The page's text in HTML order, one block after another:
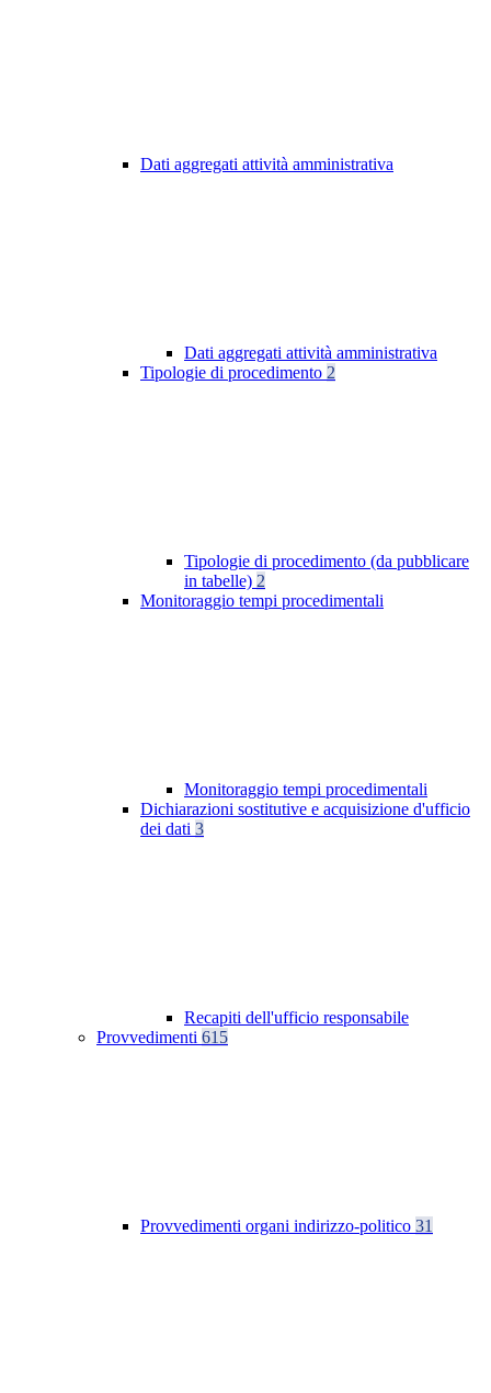
Dati aggregati attività amministrativa
Dati aggregati attività amministrativa
Tipologie di procedimento 2
Tipologie di procedimento (da pubblicare
in tabelle) 2
Monitoraggio tempi procedimentali
Monitoraggio tempi procedimentali
Dichiarazioni sostitutive e acquisizione d'ufficio
dei dati 3
Recapiti dell'ufficio responsabile
Provvedimenti 615
Provvedimenti organi indirizzo-politico 31